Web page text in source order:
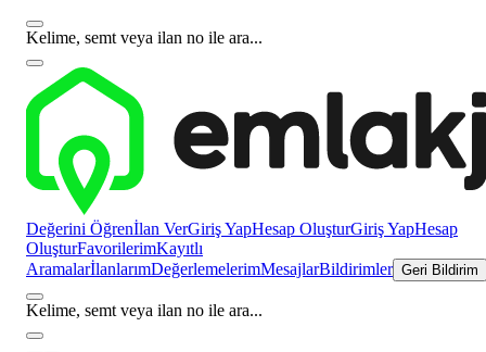
Kelime, semt veya ilan no ile ara...
Değerini Öğrenİlan VerGiriş YapHesap OluşturGiriş YapHesap
OluşturFavorilerimKayıtlı
AramalarİlanlarımDeğerlemelerimMesajlarBildirimler Geri Bildirim
Kelime, semt veya ilan no ile ara...